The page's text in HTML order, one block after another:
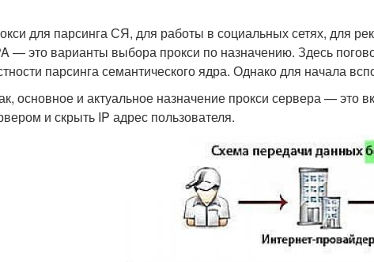
для парсинга СЯ, для работы в социальных сетях, для
— это варианты выбора прокси по назначению. Здесь
парсинга семантического ядра. Однако для начала
основное и актуальное назначение прокси сервера — это
и скрыть IP адрес пользователя.